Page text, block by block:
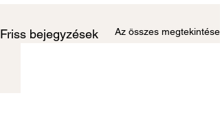
Friss bejegyzések Az összes megtekintése